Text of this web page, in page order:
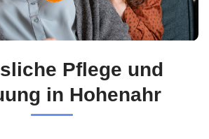
Pflege und
in Hohenahr